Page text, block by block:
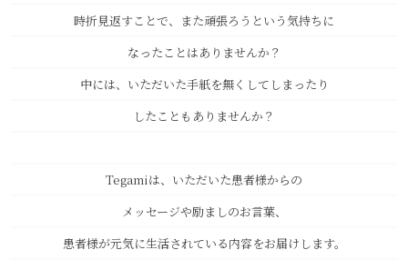
時折見返すことで、また頑張ろうという気持ちに
なったことはありませんか？
中には、いただいた手紙を無くしてしまったり
したこともありませんか？
Tegamiは、いただいた患者様からの
メッセージや励ましのお言葉、
患者様が元気に生活されている内容をお届けします。